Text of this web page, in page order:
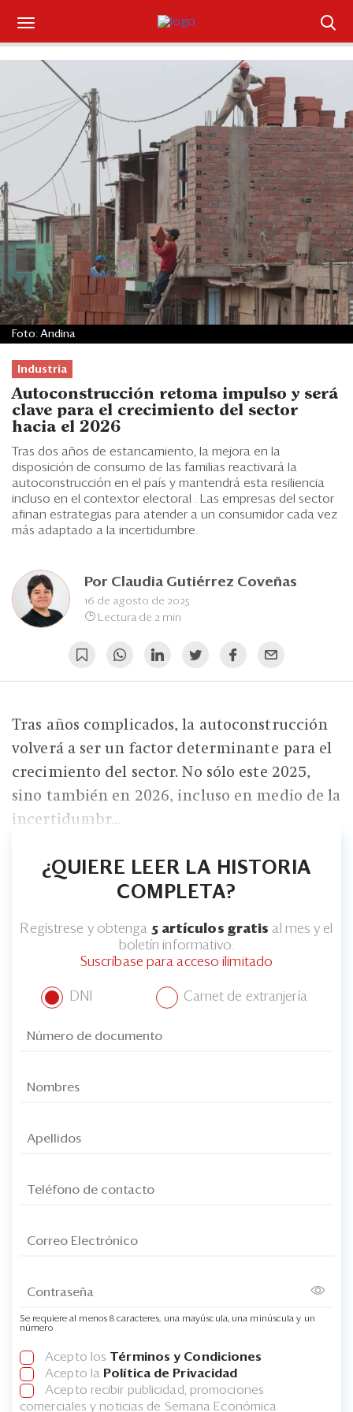
Suscríbase
Iniciar sesión
Portada
¿Qué está pasando?
Sectores y Empresas
Management
Economía y Finanzas
Legal y Política
Blogs
Ranking CEO
Edición Impresa
Industria
Autoconstrucción retoma impulso y será
clave para el crecimiento del sector
hacia el 2026
Tras dos años de estancamiento, la mejora en la
disposición de consumo de las familias reactivará la
autoconstrucción en el país y mantendrá esta resiliencia
incluso en el contextor electoral . Las empresas del sector
afinan estrategias para atender a un consumidor cada vez
más adaptado a la incertidumbre.
Por Claudia Gutiérrez Coveñas
16 de agosto de 2025
Lectura de 2 min
Foto: Andina
Tras años complicados, la autoconstrucción
volverá a ser un factor determinante para el
crecimiento del sector. No sólo este 2025,
sino también en 2026, incluso en medio de la
incertidumbr...
¿QUIERE LEER LA HISTORIA
COMPLETA?
Regístrese y obtenga 5 artículos gratis al mes y el
boletín informativo.
Suscríbase para acceso ilimitado
DNI Carnet de extranjería
Se requiere al menos 8 caracteres, una mayúscula, una minúscula y un
número
Acepto los Términos y Condiciones
Acepto la Política de Privacidad
Acepto recibir publicidad, promociones
comerciales y noticias de Semana Económica